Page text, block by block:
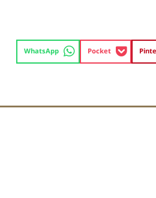
Pocket
WhatsApp